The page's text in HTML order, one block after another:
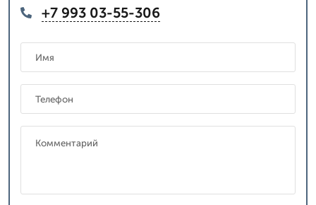
+7 993 03-55-306